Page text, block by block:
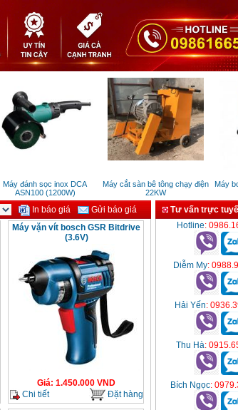
Máy đánh sọc inox DCA
ASN100 (1200W)
Máy cắt sàn bê tông chạy điện
22KW
Máy
In báo giá
Gửi báo giá
Máy vặn vít bosch GSR Bitdrive
(3.6V)
Giá: 1.450.000 VND
Chi tiết
Đặt hàng
Tư vấn trực
Hotline:
Diễm My:
Hải Yến:
Thu Hà:
Bích Ngọc: